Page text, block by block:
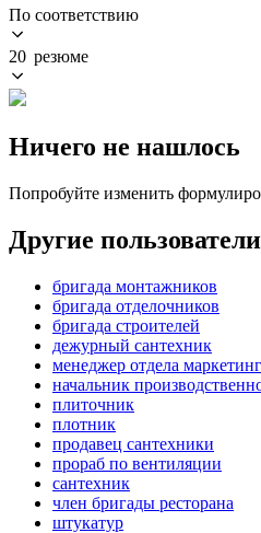
По соответствию
20 резюме
Ничего не нашлось
Попробуйте изменить
Другие
бригада монтажников
бригада отделочников
бригада строителей
дежурный сантехник
менеджер отдела
начальник
плиточник
плотник
продавец сантехники
прораб по вентиляции
сантехник
член бригады ресторана
штукатур